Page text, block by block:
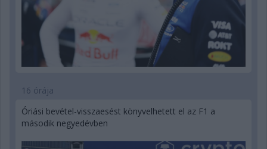
16 órája
Óriási bevétel-visszaesést könyvelhetett el az F1 a
második negyedévben